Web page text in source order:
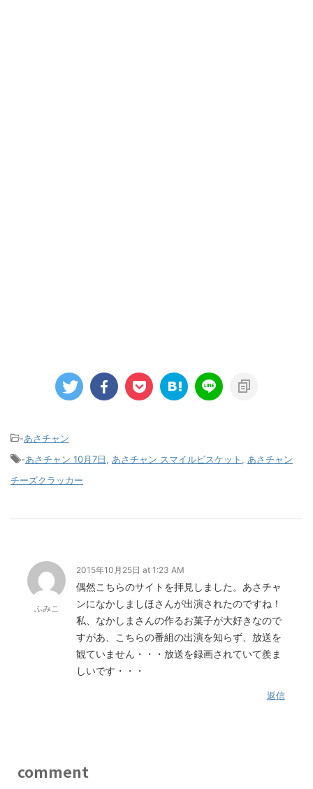
-あさチャン
-あさチャン 10月7日 あさチャン スマイルビスケット
あさチャン
チーズクラッカー
ふみこ
2015年10月25日 at 1:23 AM
偶然こちらのサイトを拝見しました。あさチャ
ンになかしましほさんが出演されたのですね！
私、なかしまさんの作るお菓子が大好きなので
すがあ、こちらの番組の出演を知らず、放送を
観ていません・・・放送を録画されていて羨ま
しいです・・・
返信
comment